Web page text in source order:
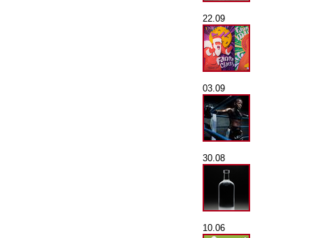
22.09
03.09
30.08
10.06